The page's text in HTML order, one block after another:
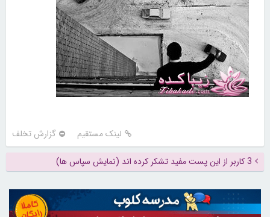
لینک مستقیم گزارش تخلف
3 کاربر از این پست مفید تشکر کرده اند (نمایش سپاس ها)